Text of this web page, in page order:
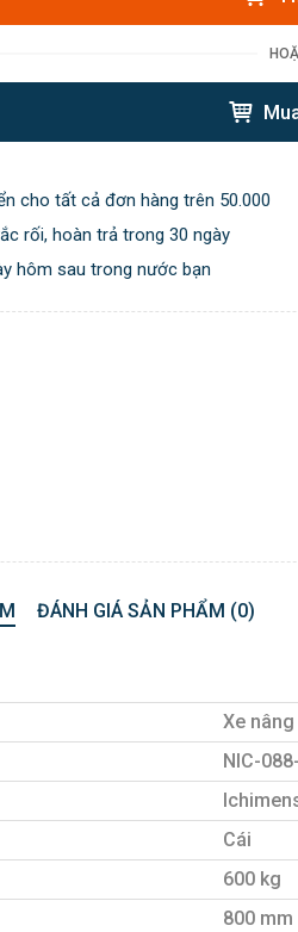
cho tất cả đơn hàng trên 50.000
rối, hoàn trả trong 30 ngày
hôm sau trong nước bạn
ĐÁNH GIÁ SẢN PHẨM (0)
Xe
NIC-
Cái
600 kg
800 mm